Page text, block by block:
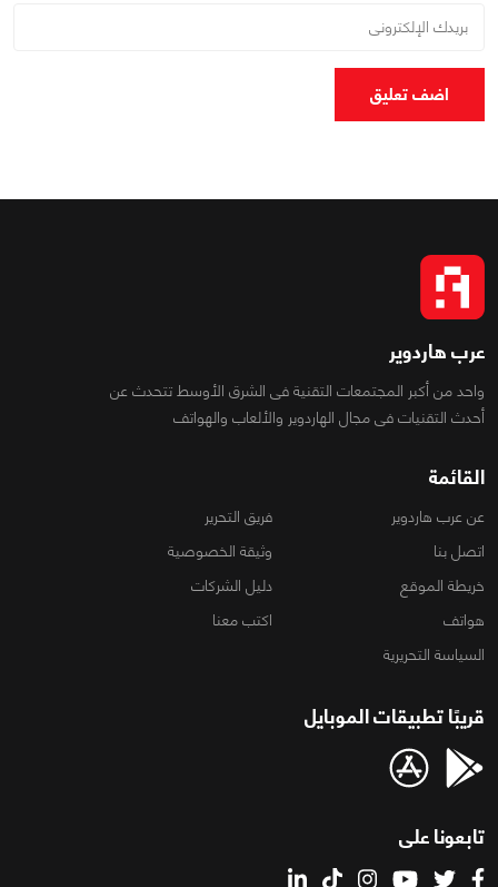
اضف تعليق
عرب هاردوير
واحد من أكبر المجتمعات التقنية فى الشرق الأوسط تتحدث عن
أحدث التقنيات فى مجال الهاردوير والألعاب والهواتف
القائمة
عن عرب هاردوير
فريق التحرير
اتصل بنا
وثيقة الخصوصية
خريطة الموقع
دليل الشركات
هواتف
اكتب معنا
السياسة التحريرية
قريبًا تطبيقات الموبايل
تابعونا على